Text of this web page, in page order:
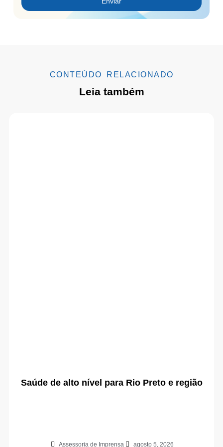
CONTEÚDO RELACIONADO
Leia também
Saúde de alto nível para Rio Preto e região
Assessoria de Imprensa agosto 5, 2026